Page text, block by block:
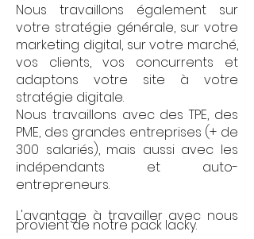
Nous travaillons également sur
votre stratégie générale, sur votre
marketing digital, sur votre marché,
vos clients, vos concurrents et
adaptons votre site à votre
stratégie digitale.
Nous travaillons avec des TPE, des
PME, des grandes entreprises (+ de
300 salariés), mais aussi avec les
indépendants et auto-
entrepreneurs.
L'avantage à travailler avec nous
provient de notre pack lacky.